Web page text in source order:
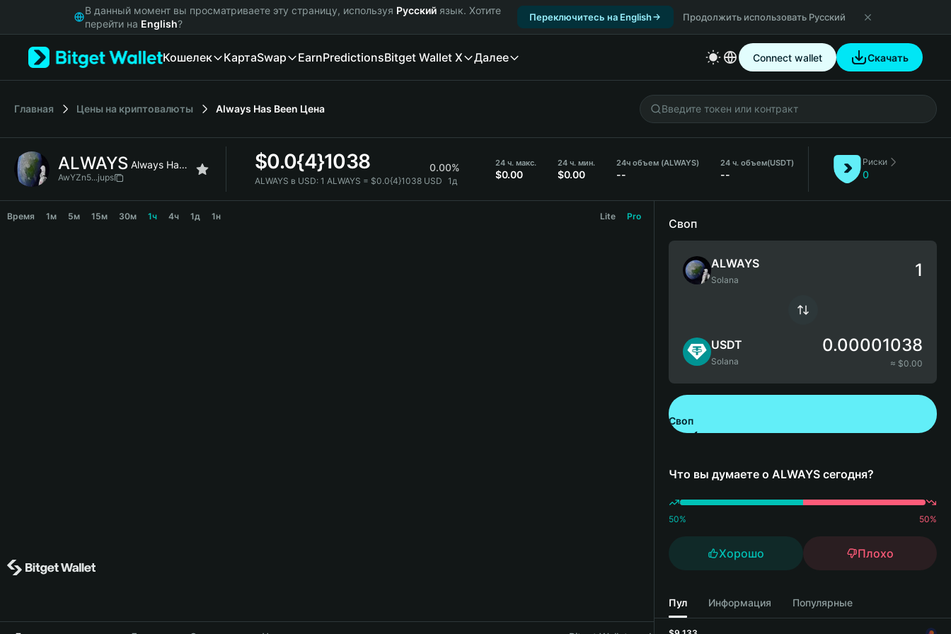
Русский
Italiano
简体中文
繁體中文
Bahasa Indonesia
В данный момент вы просматриваете эту страницу, используя Русский язык. Хотите
перейти на English?
Переключитесь на English Продолжить использовать Русский
Кошелек КартаSwap EarnPredictionsBitget Wallet X Далее Connect wallet Скачать
Главная Цены на криптовалюты Always Has Been Цена
ALWAYS Always Has Been
AwYZn5...jups
$0.0{4}1038 0.00%
ALWAYS в USD: 1 ALWAYS = $0.0{4}1038 USD 1д
24 ч. макс.
$0.00
24 ч. мин.
$0.00
24ч объем (ALWAYS)
--
24 ч. объем(USDT)
--
Риски
0
Время 1м 5м 15м 30м 1ч 4ч 1д 1н Lite Pro
Своп
ALWAYS
Solana
USDT
Solana
0.00001038
≈ $0.00
Своп
Что вы думаете о ALWAYS сегодня?
50% 50%
Хорошо Плохо
Пул Информация Популярные